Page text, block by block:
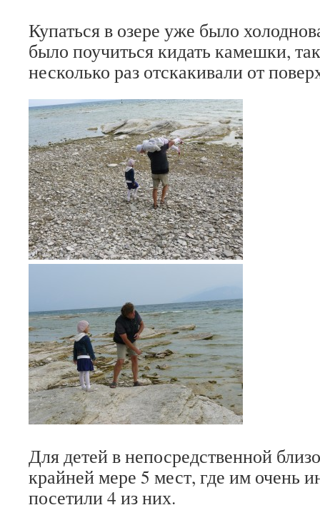
Купаться в озере уже было
было поучиться кидать камешки,
несколько раз отскакивали от
Для детей в непосредственной
крайней мере 5 мест, где им очень
посетили 4 из них.